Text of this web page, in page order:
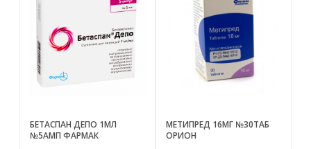
БЕТАСПАН ДЕПО 1МЛ
№5АМП ФАРМАК
МЕТИПРЕД 16МГ №30ТАБ
ОРИОН